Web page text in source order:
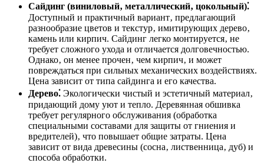
Сайдинг (виниловый‚ металлический‚ цокольный)⁚
Доступный и практичный вариант‚ предлагающий
разнообразие цветов и текстур‚ имитирующих дерево‚
камень или кирпич. Сайдинг легко монтируется‚ не
требует сложного ухода и отличается долговечностью.
Однако‚ он менее прочен‚ чем кирпич‚ и может
повреждаться при сильных механических воздействиях.
Цена зависит от типа сайдинга и его качества.
Дерево⁚ Экологически чистый и эстетичный материал‚
придающий дому уют и тепло. Деревянная обшивка
требует регулярного обслуживания (обработка
специальными составами для защиты от гниения и
вредителей)‚ что повышает общие затраты. Цена
зависит от вида древесины (сосна‚ лиственница‚ дуб) и
способа обработки.